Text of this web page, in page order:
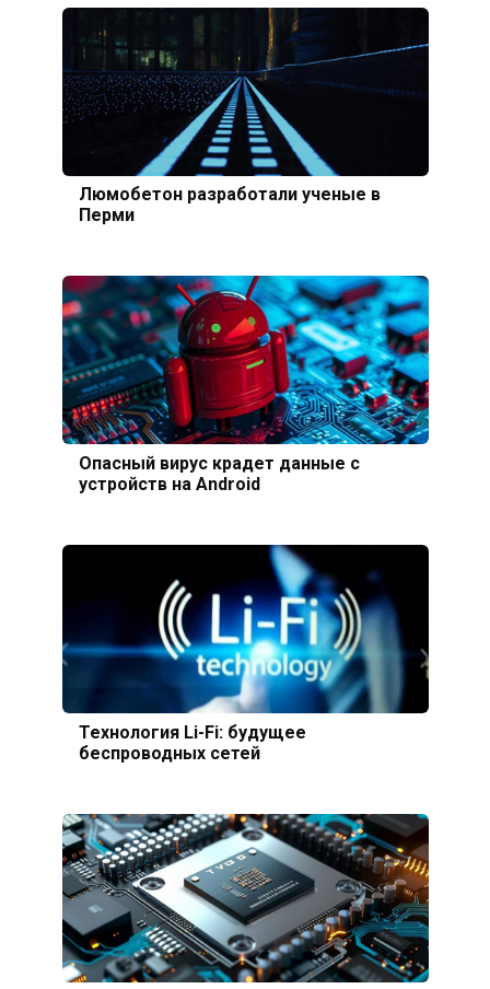
Люмобетон разработали ученые в
Перми
Опасный вирус крадет данные с
устройств на Android
Технология Li-Fi: будущее
беспроводных сетей